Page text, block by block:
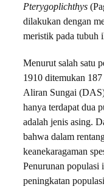
Pterygoplichthys
dilakukan dengan
meristik pada tubuh
Menurut salah satu
1910 ditemukan
Aliran Sungai
hanya terdapat dua
adalah jenis asing.
bahwa dalam
keanekaragaman
Penurunan
peningkatan